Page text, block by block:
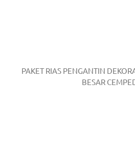
PAKET RIAS PENGANTIN
BESAR